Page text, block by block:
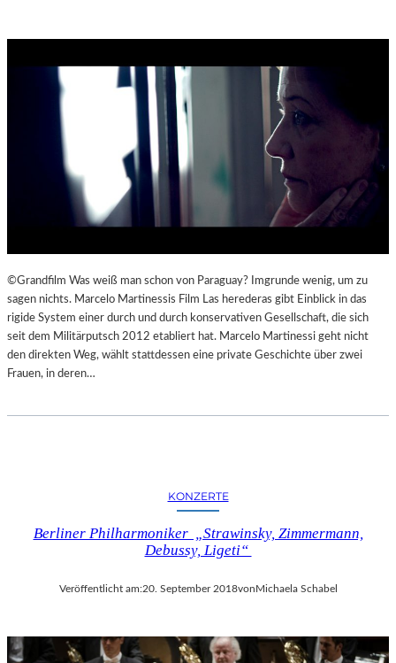
©Grandfilm Was weiß man schon von Paraguay? Imgrunde wenig, um zu
sagen nichts. Marcelo Martinessis Film Las herederas gibt Einblick in das
rigide System einer durch und durch konservativen Gesellschaft, die sich
seit dem Militärputsch 2012 etabliert hat. Marcelo Martinessi geht nicht
den direkten Weg, wählt stattdessen eine private Geschichte über zwei
Frauen, in deren…
KONZERTE
Berliner Philharmoniker „Strawinsky, Zimmermann,
Debussy, Ligeti“
Veröffentlicht am:20. September 2018vonMichaela Schabel